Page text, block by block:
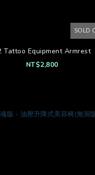
SOLD
Tattoo Equipment Armrest
NT$2,800